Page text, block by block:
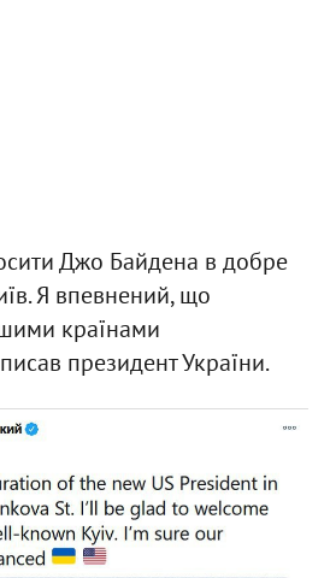
Джо Байдена в добре
Я впевнений, що
країнами
президент України.